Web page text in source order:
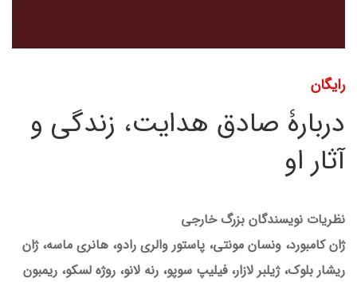
رایگان
دربارۀ صادق هدایت، زندگی و
آثار او
نظریات نویسندگان بزرگ خارجی
ژان کامبورد، ونسان مونتی، پاستور والری رادو، هانری ماسه، ژان
ریشار بلوک، ژیلبر لازار، فیلیپ سوپو، رنه لانو، روژه لسکو، ریمبون